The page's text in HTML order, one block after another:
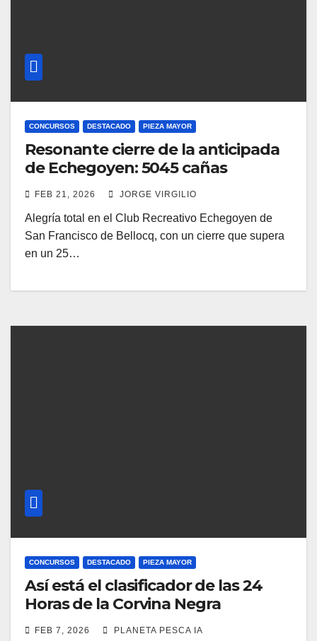
CONCURSOS DESTACADO PIEZA MAYOR
Resonante cierre de la anticipada
de Echegoyen: 5045 cañas
FEB 21, 2026 JORGE VIRGILIO
Alegría total en el Club Recreativo Echegoyen de
San Francisco de Bellocq, con un cierre que supera
en un 25…
CONCURSOS DESTACADO PIEZA MAYOR
Así está el clasificador de las 24
Horas de la Corvina Negra
FEB 7, 2026 PLANETA PESCA IA